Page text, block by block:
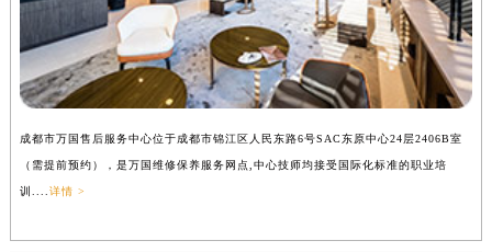
成都市万国售后服务中心位于成都市锦江区人民东路6号SAC东原中心24层2406B室
（需提前预约），是万国维修保养服务网点,中心技师均接受国际化标准的职业培
训.... 详情 >